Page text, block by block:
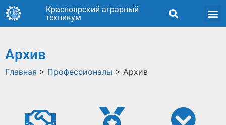
Красноярский аграрный
техникум
Архив
Главная > Профессионалы > Архив